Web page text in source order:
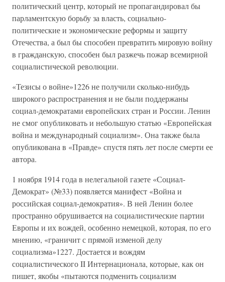
политический центр, который не пропагандировал бы
парламентскую борьбу за власть, социально-
политические и экономические реформы и защиту
Отечества, а был бы способен превратить мировую войну
в гражданскую, способен был разжечь пожар всемирной
социалистической революции.
«Тезисы о войне»1226 не получили сколько-нибудь
широкого распространения и не были поддержаны
социал-демократами европейских стран и России. Ленин
не смог опубликовать и небольшую статью «Европейская
война и международный социализм». Она также была
опубликована в «Правде» спустя пять лет после смерти ее
автора.
1 ноября 1914 года в нелегальной газете «Социал-
Демократ» (№33) появляется манифест «Война и
российская социал-демократия». В ней Ленин более
пространно обрушивается на социалистические партии
Европы и их вождей, особенно немецкой, которая, по его
мнению, «граничит с прямой изменой делу
социализма»1227. Достается и вождям
социалистического II Интернационала, которые, как он
пишет, якобы «пытаются подменить социализм